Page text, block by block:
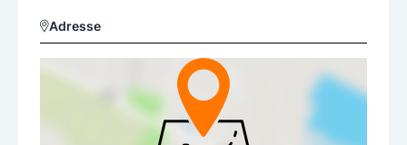
Adresse